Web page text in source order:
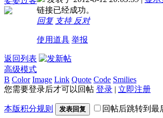
链接已经成功。
回复 支持 反对
使用道具 举报
返回列表
高级模式
B Color Image Link Quote Code Smilies
您需要登录后才可以回帖 登录 | 立即注册
本版积分规则 发表回复 回帖后跳转到最